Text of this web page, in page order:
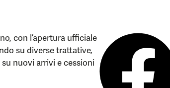
con l’apertura ufficiale
su diverse trattative,
nuovi arrivi e cessioni